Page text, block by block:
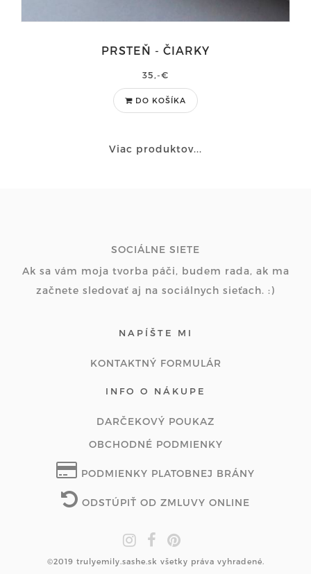
PRSTEŇ - ČIARKY
35,-€
DO KOŠÍKA
Viac produktov...
SOCIÁLNE SIETE
Ak sa vám moja tvorba páči, budem rada, ak ma
začnete sledovať aj na sociálnych sieťach. :)
NAPÍŠTE MI
KONTAKTNÝ FORMULÁR
INFO O NÁKUPE
DARČEKOVÝ POUKAZ
OBCHODNÉ PODMIENKY
PODMIENKY PLATOBNEJ BRÁNY
ODSTÚPIŤ OD ZMLUVY ONLINE
©2019 trulyemily.sashe.sk všetky práva vyhradené.